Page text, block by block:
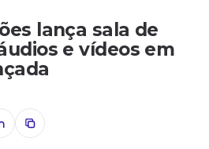
lança sala de
e vídeos em